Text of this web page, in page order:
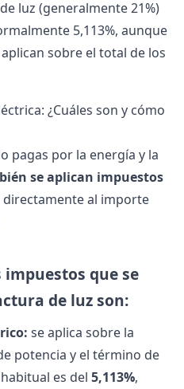
luz (generalmente 21%)
5,113%, aunque
sobre el total de los
¿Cuáles son y cómo
pagas por la energía y la
se aplican impuestos
directamente al importe
que se
de luz son:
se aplica sobre la
potencia y el término de
es del 5,113%,